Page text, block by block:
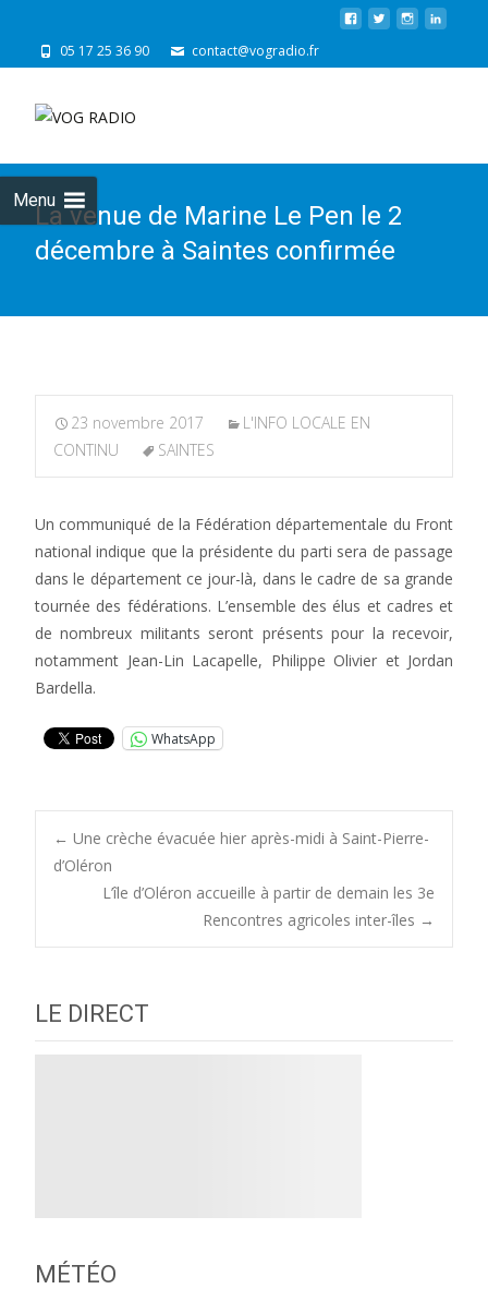
05 17 25 36 90 contact@vogradio.fr
Menu
La venue de Marine Le Pen le 2
décembre à Saintes confirmée
23 novembre 2017
L'INFO LOCALE EN
CONTINU
SAINTES
Un communiqué de la Fédération départementale du Front
national indique que la présidente du parti sera de passage
dans le département ce jour-là, dans le cadre de sa grande
tournée des fédérations. L’ensemble des élus et cadres et
de nombreux militants seront présents pour la recevoir,
notamment Jean-Lin Lacapelle, Philippe Olivier et Jordan
Bardella.
WhatsApp
Post
navigation
← Une crèche évacuée hier après-midi à Saint-Pierre-
d’Oléron
L’île d’Oléron accueille à partir de demain les 3e
Rencontres agricoles inter-îles →
LE DIRECT
MÉTÉO